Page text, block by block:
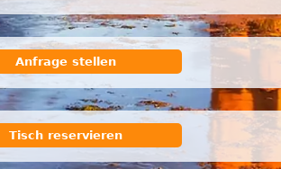
Anfrage stellen
Tisch reservieren